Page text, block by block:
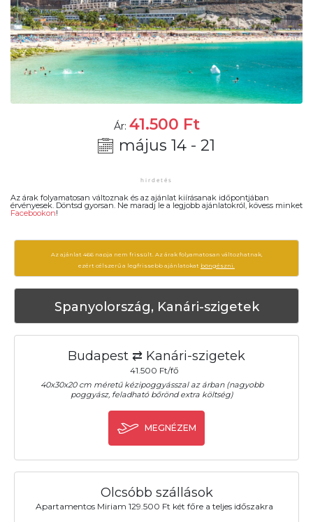
Ár: 41.500 Ft
május 14 - 21
Az árak folyamatosan változnak és az ajánlat kiírásanak időpontjában
érvényesek. Döntsd gyorsan. Ne maradj le a legjobb ajánlatokról, kövess minket
Facebookon!
Az ajánlat 466 napja nem frissült. Az árak folyamatosan változhatnak,
ezért célszerű a legfrissebb ajánlatokat böngészni.
Spanyolország, Kanári-szigetek
Budapest ⇄ Kanári-szigetek
41.500 Ft/fő
40x30x20 cm méretű kézipoggyásszal az árban (nagyobb
poggyász, feladható bőrönd extra költség)
MEGNÉZEM
Olcsóbb szállások
Apartamentos Miriam 129.500 Ft két főre a teljes időszakra